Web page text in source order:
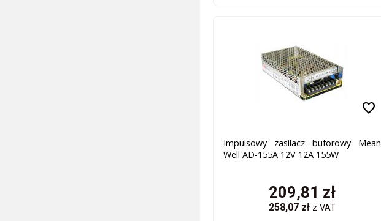
favorite
Impulsowy zasilacz buforowy Mean
Well AD-155A 12V 12A 155W
209,81 zł
258,07zł z VAT